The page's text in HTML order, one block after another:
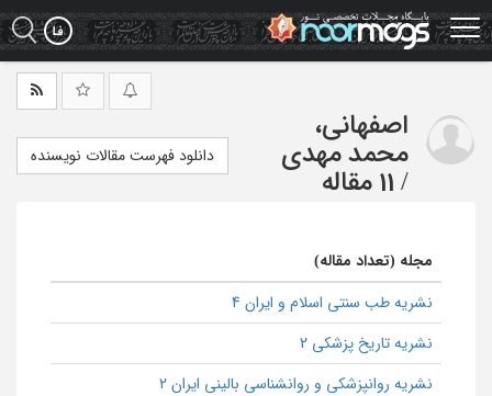
Skip
to
main
اصفهانی،
محمد مهدی
/ 11 مقاله
دانلود فهرست مقالات نویسنده
مجله (تعداد مقاله)
نشریه طب سنتی اسلام و ایران 4
نشریه تاریخ پزشکی 2
نشریه روانپزشکی و روانشناسی بالینی ایران 2